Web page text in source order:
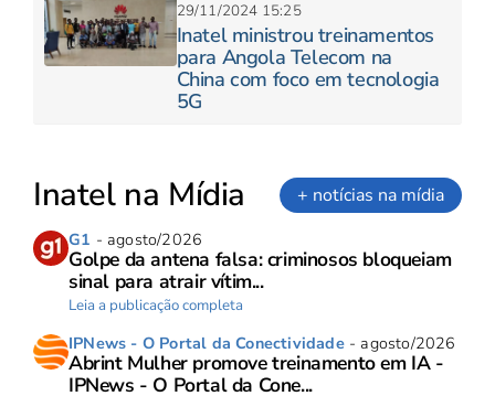
29/11/2024 15:25
Inatel ministrou treinamentos
para Angola Telecom na
China com foco em tecnologia
5G
Inatel na Mídia + notícias na mídia
G1 - agosto/2026
Golpe da antena falsa: criminosos bloqueiam
sinal para atrair vítim...
Leia a publicação completa
IPNews - O Portal da Conectividade- agosto/2026
Abrint Mulher promove treinamento em IA -
IPNews - O Portal da Cone...